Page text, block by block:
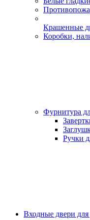
Крашенные
Коробки,
Фурнитура
Ручки
Входные двери для